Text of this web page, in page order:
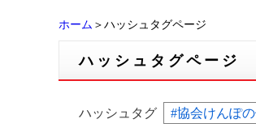
ホーム ＞ハッシュタグページ
ハッシュタグページ
ハッシュタグ #協会けんぽ